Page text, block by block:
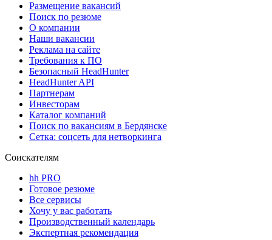
Размещение вакансий
Поиск по резюме
О компании
Наши вакансии
Реклама на сайте
Требования к ПО
Безопасный HeadHunter
HeadHunter API
Партнерам
Инвесторам
Каталог компаний
Поиск по вакансиям в Бердянске
Сетка: соцсеть для нетворкинга
Соискателям
hh PRO
Готовое резюме
Все сервисы
Хочу у вас работать
Производственный календарь
Экспертная рекомендация